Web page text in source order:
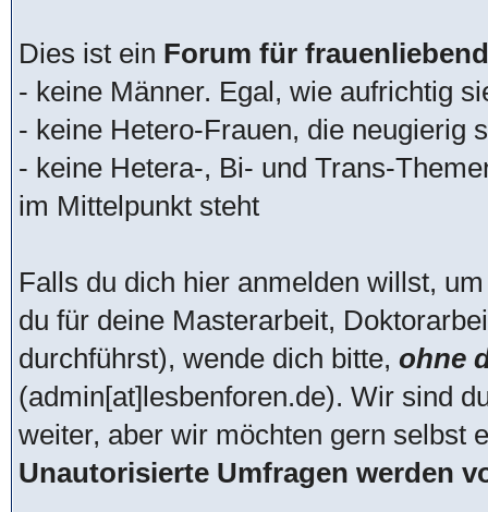
Dies ist ein Forum für
- keine Männer. Egal, wie aufrichtig
- keine Hetero-Frauen, die neugierig
- keine Hetera-, Bi- und Trans-
im Mittelpunkt steht
Falls du dich hier anmelden willst,
du für deine Masterarbeit,
durchführst), wende dich bitte, ohne
(admin[at]lesbenforen.de). Wir sind
weiter, aber wir möchten gern selbst
Unautorisierte Umfragen werden